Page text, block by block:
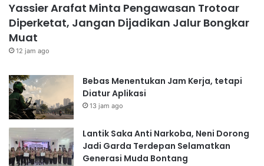
Yassier Arafat Minta Pengawasan Trotoar
Diperketat, Jangan Dijadikan Jalur Bongkar
Muat
12 jam ago
Bebas Menentukan Jam Kerja, tetapi
Diatur Aplikasi
13 jam ago
Lantik Saka Anti Narkoba, Neni Dorong
Jadi Garda Terdepan Selamatkan
Generasi Muda Bontang